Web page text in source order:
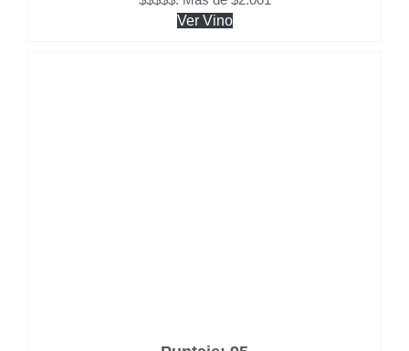
Ver Vino